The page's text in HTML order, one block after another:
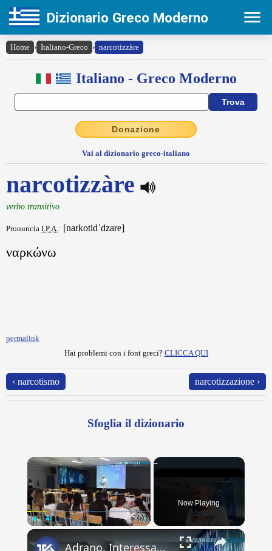
Dizionario Greco Moderno
Home › Italiano-Greco › narcotizzàre
Italiano - Greco Moderno
Donazione
Vai al dizionario greco-italiano
narcotizzàre
verbo transitivo
Pronuncia I.P.A.: [narkotidˈdzare]
ναρκώνω
permalink
Hai problemi con i font greci? CLICCA QUI
‹ narcotismo narcotizzazione ›
Sfoglia il dizionario
×
Now Playing
×
Adrano. Interessante incontro al liceo “Verga” con il prof. Fabio Gamberini. Studenti del Linguistic